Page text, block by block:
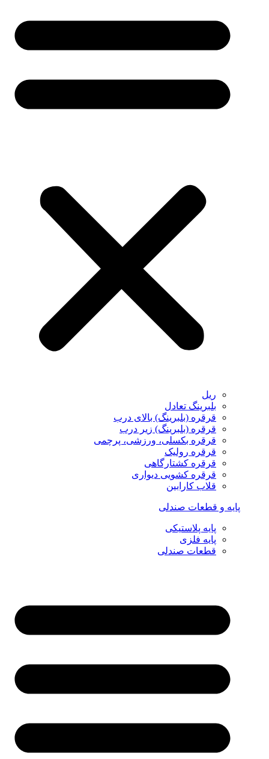
ریل
بلبرینگ تعادل
قرقره (بلبرینگ) بالای درب
قرقره (بلبرینگ) زیر درب
قرقره بکسلی، ورزشی، پرچمی
قرقره رولیک
قرقره کشتارگاهی
قرقره کشویی دیواری
قلاب کارابین
پایه و قطعات صندلی
پایه پلاستیکی
پایه فلزی
قطعات صندلی